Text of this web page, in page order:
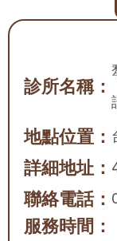
診所名稱：
地點位置：
詳細地址：
聯絡電話：
服務時間：